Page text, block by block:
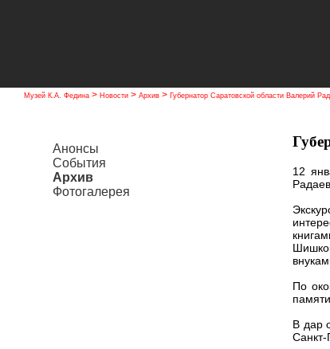
Музей К.А. Федина > Новости > Архив > Губернатор Саратовской области Валерий
12
По
В дар
Анонсы
События
Архив
Фотогалерея